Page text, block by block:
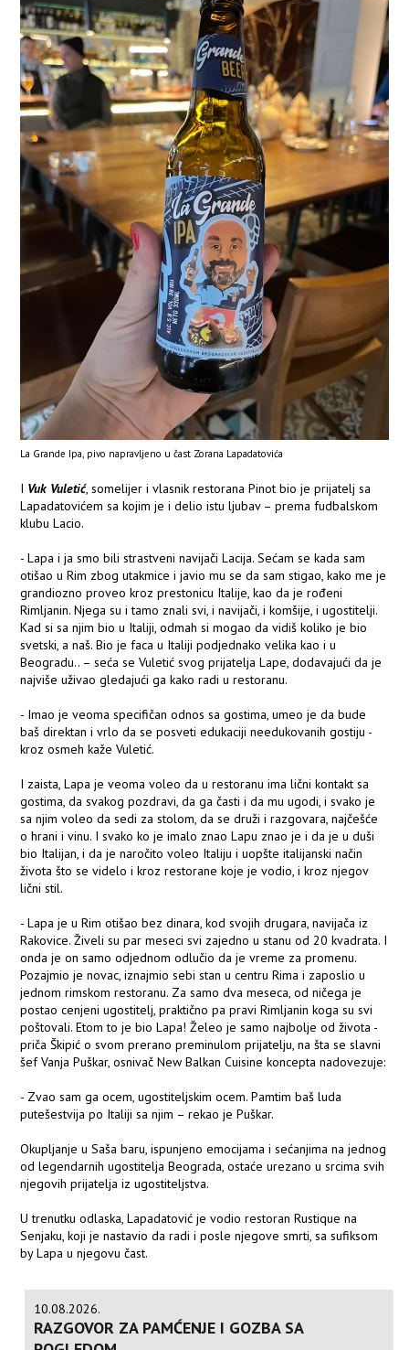
La Grande Ipa, pivo napravljeno u čast Zorana Lapadatovića
I Vuk Vuletić, somelijer i vlasnik restorana Pinot bio je prijatelj sa
Lapadatovićem sa kojim je i delio istu ljubav – prema fudbalskom
klubu Lacio.
- Lapa i ja smo bili strastveni navijači Lacija. Sećam se kada sam
otišao u Rim zbog utakmice i javio mu se da sam stigao, kako me je
grandiozno proveo kroz prestonicu Italije, kao da je rođeni
Rimljanin. Njega su i tamo znali svi, i navijači, i komšije, i ugostitelji.
Kad si sa njim bio u Italiji, odmah si mogao da vidiš koliko je bio
svetski, a naš. Bio je faca u Italiji podjednako velika kao i u
Beogradu.. – seća se Vuletić svog prijatelja Lape, dodavajući da je
najviše uživao gledajući ga kako radi u restoranu.
- Imao je veoma specifičan odnos sa gostima, umeo je da bude
baš direktan i vrlo da se posveti edukaciji needukovanih gostiju -
kroz osmeh kaže Vuletić.
I zaista, Lapa je veoma voleo da u restoranu ima lični kontakt sa
gostima, da svakog pozdravi, da ga časti i da mu ugodi, i svako je
sa njim voleo da sedi za stolom, da se druži i razgovara, najčešće
o hrani i vinu. I svako ko je imalo znao Lapu znao je i da je u duši
bio Italijan, i da je naročito voleo Italiju i uopšte italijanski način
života što se videlo i kroz restorane koje je vodio, i kroz njegov
lični stil.
- Lapa je u Rim otišao bez dinara, kod svojih drugara, navijača iz
Rakovice. Živeli su par meseci svi zajedno u stanu od 20 kvadrata. I
onda je on samo odjednom odlučio da je vreme za promenu.
Pozajmio je novac, iznajmio sebi stan u centru Rima i zaposlio u
jednom rimskom restoranu. Za samo dva meseca, od ničega je
postao cenjeni ugostitelj, praktično pa pravi Rimljanin koga su svi
poštovali. Etom to je bio Lapa! Želeo je samo najbolje od života -
priča Škipić o svom prerano preminulom prijatelju, na šta se slavni
šef Vanja Puškar, osnivač New Balkan Cuisine koncepta nadovezuje:
- Zvao sam ga ocem, ugostiteljskim ocem. Pamtim baš luda
putešestvija po Italiji sa njim – rekao je Puškar.
Okupljanje u Saša baru, ispunjeno emocijama i sećanjima na jednog
od legendarnih ugostitelja Beograda, ostaće urezano u srcima svih
njegovih prijatelja iz ugostiteljstva.
U trenutku odlaska, Lapadatović je vodio restoran Rustique na
Senjaku, koji je nastavio da radi i posle njegove smrti, sa sufiksom
by Lapa u njegovu čast.
10.08.2026.
RAZGOVOR ZA PAMĆENJE I GOZBA SA